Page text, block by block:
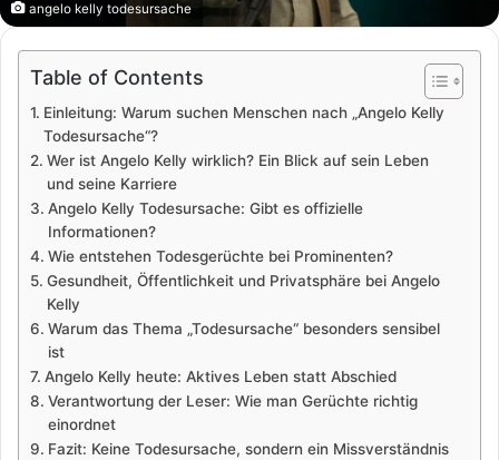
angelo kelly todesursache
Table of Contents
Einleitung: Warum suchen Menschen nach „Angelo Kelly
Todesursache“?
Wer ist Angelo Kelly wirklich? Ein Blick auf sein Leben
und seine Karriere
Angelo Kelly Todesursache: Gibt es offizielle
Informationen?
Wie entstehen Todesgerüchte bei Prominenten?
Gesundheit, Öffentlichkeit und Privatsphäre bei Angelo
Kelly
Warum das Thema „Todesursache“ besonders sensibel
ist
Angelo Kelly heute: Aktives Leben statt Abschied
Verantwortung der Leser: Wie man Gerüchte richtig
einordnet
Fazit: Keine Todesursache, sondern ein Missverständnis